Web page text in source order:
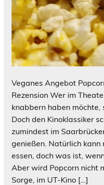
Veganes Angebot
Rezension Wer im
knabbern haben möchte,
Doch den Kinoklassiker
zumindest im
genießen. Natürlich kann
essen, doch was ist,
Aber wird Popcorn nicht
Sorge, im UT-Kino […]